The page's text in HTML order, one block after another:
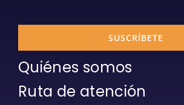
SUSCRÍBETE
Quiénes somos
Ruta de atención